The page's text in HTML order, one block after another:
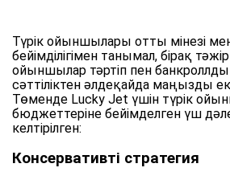
Түрік ойыншылары отты мінезі
бейімділігімен танымал, бірақ
ойыншылар тәртіп пен
сәттіліктен әлдеқайда маңызды
Төменде Lucky Jet үшін түрік
бюджеттеріне бейімделген үш
келтірілген:
Консервативті стратегия